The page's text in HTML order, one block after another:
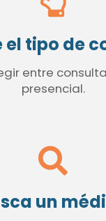
el tipo de
entre
presencial.
un